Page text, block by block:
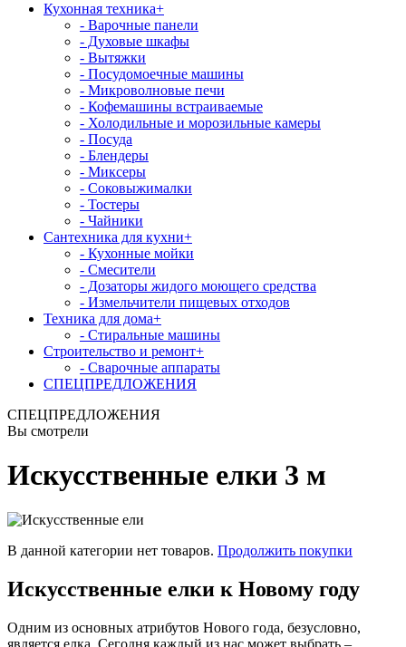
Кухонная техника+
- Варочные панели
- Духовые шкафы
- Вытяжки
- Посудомоечные машины
- Микроволновые печи
- Кофемашины встраиваемые
- Холодильные и морозильные камеры
- Посуда
- Блендеры
- Миксеры
- Соковыжималки
- Тостеры
- Чайники
Сантехника для кухни+
- Кухонные мойки
- Смесители
- Дозаторы жидого моющего средства
- Измельчители пищевых отходов
Техника для дома+
- Стиральные машины
Строительство и ремонт+
- Сварочные аппараты
СПЕЦПРЕДЛОЖЕНИЯ
СПЕЦПРЕДЛОЖЕНИЯ
Вы смотрели
Искусственные елки 3 м
В данной категории нет товаров. Продолжить покупки
Искусственные елки к Новому году
Одним из основных атрибутов Нового года, безусловно,
является елка. Сегодня каждый из нас может выбрать –